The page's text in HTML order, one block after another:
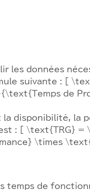
les données
suivante : [
de
la disponibilité, la
est : [ \text{TRG} =
\times
temps de